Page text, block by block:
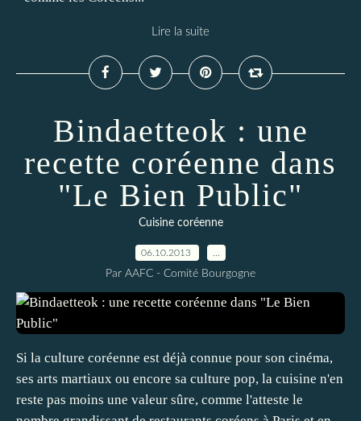
Lire la suite
Bindaetteok : une
recette coréenne dans
"Le Bien Public"
Cuisine coréenne
06.10.2013
Par AAFC - Comité Bourgogne
Si la culture coréenne est déjà connue pour son cinéma,
ses arts martiaux ou encore sa culture pop, la cuisine n'en
reste pas moins une valeur sûre, comme l'atteste le